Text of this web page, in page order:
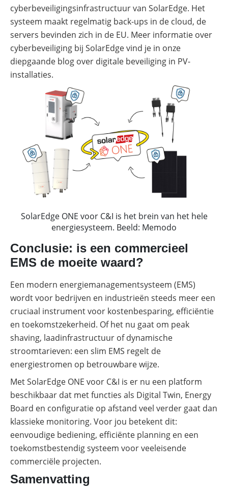
cyberbeveiligingsinfrastructuur van SolarEdge. Het
systeem maakt regelmatig back-ups in de cloud, de
servers bevinden zich in de EU. Meer informatie over
cyberbeveiliging bij SolarEdge vind je in onze
diepgaande blog over digitale beveiliging in PV-
installaties.
SolarEdge ONE voor C&I is het brein van het hele
energiesysteem. Beeld: Memodo
Conclusie: is een commercieel
EMS de moeite waard?
Een modern energiemanagementsysteem (EMS)
wordt voor bedrijven en industrieën steeds meer een
cruciaal instrument voor kostenbesparing, efficiëntie
en toekomstzekerheid. Of het nu gaat om peak
shaving, laadinfrastructuur of dynamische
stroomtarieven: een slim EMS regelt de
energiestromen op betrouwbare wijze.
Met SolarEdge ONE voor C&I is er nu een platform
beschikbaar dat met functies als Digital Twin, Energy
Board en configuratie op afstand veel verder gaat dan
klassieke monitoring. Voor jou betekent dit:
eenvoudige bediening, efficiënte planning en een
toekomstbestendig systeem voor veeleisende
commerciële projecten.
Samenvatting